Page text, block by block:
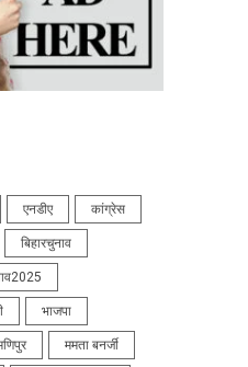
एनडीए कांग्रेस
बिहारचुनाव
भाजपा
ममता बनर्जी